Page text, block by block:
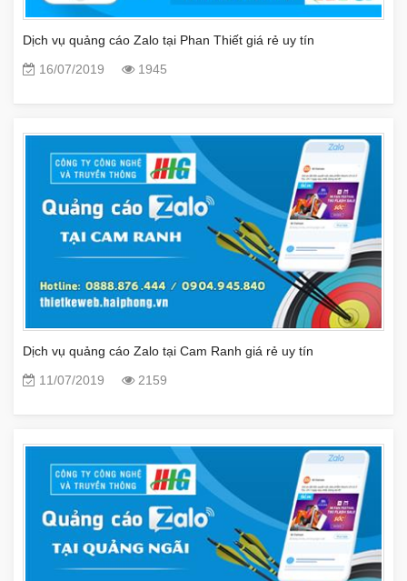
Dịch vụ quảng cáo Zalo tại Phan Thiết giá rẻ uy tín
16/07/2019
1945
Dịch vụ quảng cáo Zalo tại Cam Ranh giá rẻ uy tín
11/07/2019
2159